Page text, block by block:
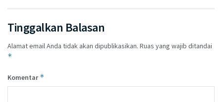
Tinggalkan Balasan
Alamat email Anda tidak akan dipublikasikan. Ruas yang wajib ditandai
*
Komentar*